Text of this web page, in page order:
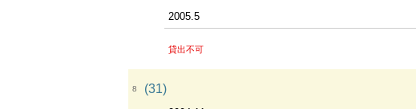
2005.5
貸出不可
8 (31)